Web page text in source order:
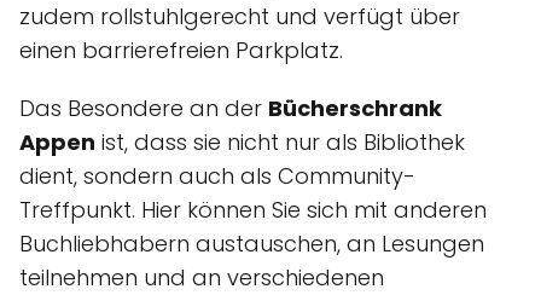
zudem rollstuhlgerecht und verfügt über
einen barrierefreien Parkplatz.
Das Besondere an der Bücherschrank
Appen ist, dass sie nicht nur als Bibliothek
dient, sondern auch als Community-
Treffpunkt. Hier können Sie sich mit anderen
Buchliebhabern austauschen, an Lesungen
teilnehmen und an verschiedenen